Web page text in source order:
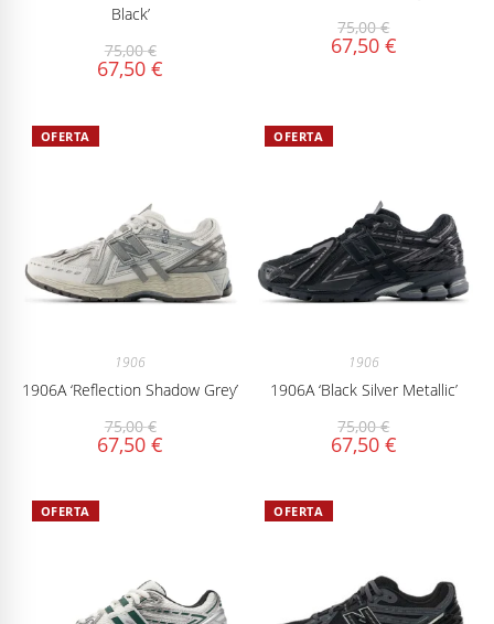
Black’
75,00€
67,50€
75,00€
67,50 €
OFERTA
1906
1906A ‘Reflection Shadow Grey’
75,00€
67,50€
OFERTA
1906
1906A ‘Black Silver Metallic’
75,00€
67,50 €
OFERTA OFERTA